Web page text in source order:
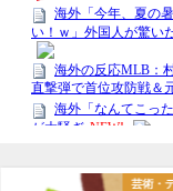
芸術・